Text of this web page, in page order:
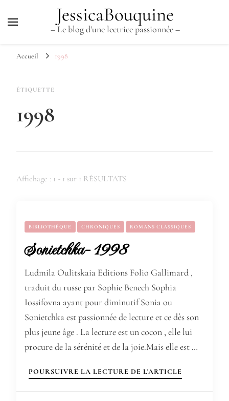
JessicaBouquine
– Le blog d'une lectrice passionnée –
Accueil 1998
ÉTIQUETTE
1998
Affichage : 1 - 1 sur 1 RÉSULTATS
BIBLIOTHÈQUE CHRONIQUES ROMANS CLASSIQUES
Sonietchka- 1998
Ludmila Oulitskaia Editions Folio Gallimard ,
traduit du russe par Sophie Benech Sophia
Iossifovna ayant pour diminutif Sonia ou
Sonietchka est passionnée de lecture et ce dès son
plus jeune âge . La lecture est un cocon , elle lui
procure de la sérénité et de la joie.Mais elle est …
POURSUIVRE LA LECTURE DE L'ARTICLE